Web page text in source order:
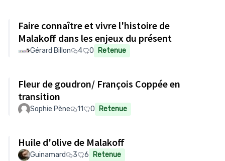
Faire connaître et vivre l'histoire de
Malakoff dans les enjeux du présent
Gérard Billon 4 0 Retenue
Fleur de goudron/ François Coppée en
transition
Sophie Pène 11 0 Retenue
Huile d'olive de Malakoff
Guinamard 3 6 Retenue